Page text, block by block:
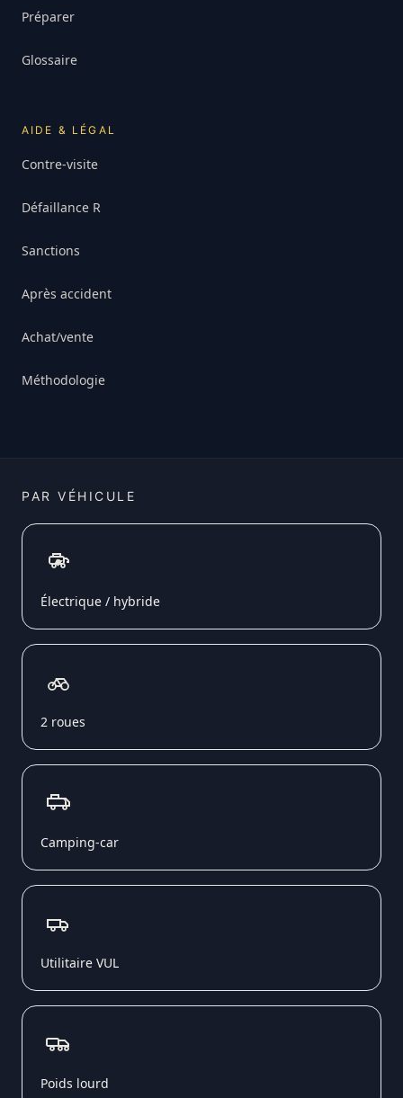
Préparer
Glossaire
AIDE & LÉGAL
Contre-visite
Défaillance R
Sanctions
Après accident
Achat/vente
Méthodologie
PAR VÉHICULE
Électrique / hybride
2 roues
Camping-car
Utilitaire VUL
Poids lourd